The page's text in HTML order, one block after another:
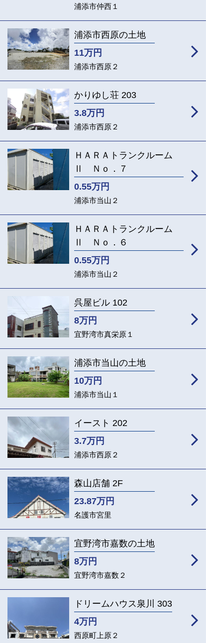
浦添市仲西１
浦添市西原の土地
11万円
浦添市西原２
かりゆし荘 203
3.8万円
浦添市西原２
ＨＡＲＡトランクルーム
Ⅱ Ｎｏ．７
0.55万円
浦添市当山２
ＨＡＲＡトランクルーム
Ⅱ Ｎｏ．６
0.55万円
浦添市当山２
呉屋ビル 102
8万円
宜野湾市真栄原１
浦添市当山の土地
10万円
浦添市当山１
イースト 202
3.7万円
浦添市西原２
森山店舗 2F
23.87万円
名護市宮里
宜野湾市嘉数の土地
8万円
宜野湾市嘉数２
ドリームハウス泉川 303
4万円
西原町上原２